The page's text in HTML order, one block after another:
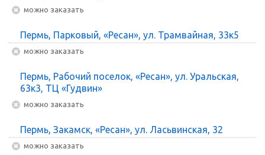
Можно заказать
Пермь, Парковый, «Ресан», ул. Трамвайная, 33к5
Можно заказать
Пермь, Рабочий поселок, «Ресан», ул. Уральская,
63к3, ТЦ «Гудвин»
Можно заказать
Пермь, Закамск, «Ресан», ул. Ласьвинская, 32
Можно заказать